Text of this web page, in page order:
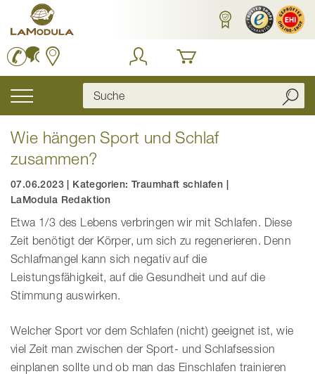
Inhalt
springen
Navigation
Wie hängen Sport und Schlaf
zusammen?
07.06.2023 Kategorien: Traumhaft schlafen
LaModula Redaktion
Etwa 1/3 des Lebens verbringen wir mit Schlafen. Diese
Zeit benötigt der Körper, um sich zu regenerieren. Denn
Schlafmangel kann sich negativ auf die
Leistungsfähigkeit, auf die Gesundheit und auf die
Stimmung auswirken.
Welcher Sport vor dem Schlafen (nicht) geeignet ist, wie
viel Zeit man zwischen der Sport- und Schlafsession
einplanen sollte und ob man das Einschlafen trainieren